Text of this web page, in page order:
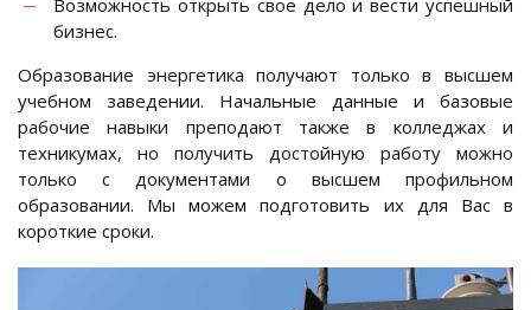
Возможность открыть свое дело и вести успешный
бизнес.
Образование энергетика получают только в высшем
учебном заведении. Начальные данные и базовые
рабочие навыки преподают также в колледжах и
техникумах, но получить достойную работу можно
только с документами о высшем профильном
образовании. Мы можем подготовить их для Вас в
короткие сроки.